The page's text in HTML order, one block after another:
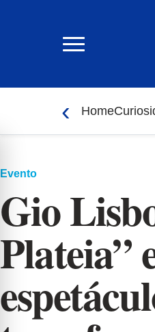
‹ Home
Evento
Gio
Plateia”